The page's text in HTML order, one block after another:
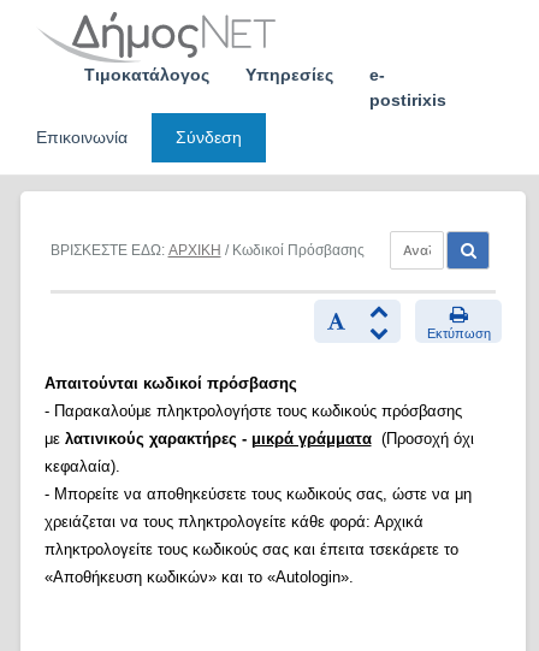
Τιμοκατάλογος Υπηρεσίες
e-
postirixis
Επικοινωνία
Σύνδεση
ΒΡΙΣΚΕΣΤΕ ΕΔΩ: ΑΡΧΙΚΗ / Κωδικοί Πρόσβασης
Εκτύπωση
Απαιτούνται κωδικοί πρόσβασης
- Παρακαλούμε πληκτρολογήστε τους κωδικούς πρόσβασης
με λατινικούς χαρακτήρες - μικρά γράμματα(Προσοχή όχι
κεφαλαία).
- Μπορείτε να αποθηκεύσετε τους κωδικούς σας, ώστε να μη
χρειάζεται να τους πληκτρολογείτε κάθε φορά: Αρχικά
πληκτρολογείτε τους κωδικούς σας και έπειτα τσεκάρετε το
«Αποθήκευση κωδικών» και το «Autologin».